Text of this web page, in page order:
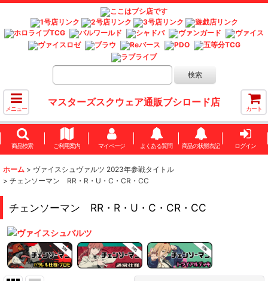
メニュー
マスターズスクウェア通販ブシロード店
カート
商品検索 ご利用案内 マイページ よくある質問 商品の状態表記 ログイン
ホーム > ヴァイスシュヴァルツ 2023年参戦タイトル
> チェンソーマン RR・R・U・C・CR・CC
チェンソーマン RR・R・U・C・CR・CC